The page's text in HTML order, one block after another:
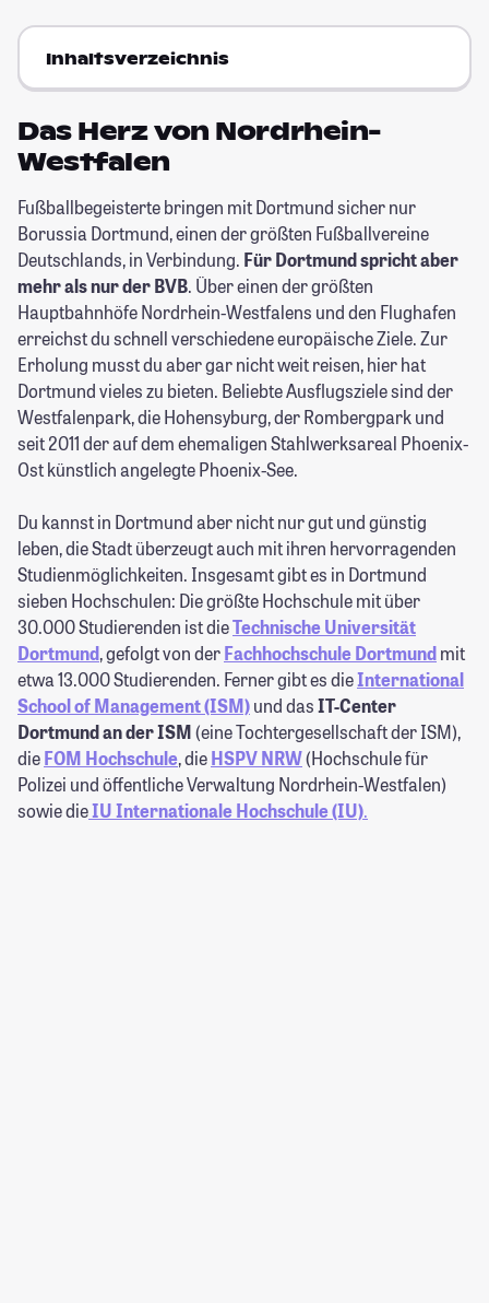
Inhaltsverzeichnis
Das Herz von Nordrhein-
Westfalen
Fußballbegeisterte bringen mit Dortmund sicher nur
Borussia Dortmund, einen der größten Fußballvereine
Deutschlands, in Verbindung. Für Dortmund spricht aber
mehr als nur der BVB. Über einen der größten
Hauptbahnhöfe Nordrhein-Westfalens und den Flughafen
erreichst du schnell verschiedene europäische Ziele. Zur
Erholung musst du aber gar nicht weit reisen, hier hat
Dortmund vieles zu bieten. Beliebte Ausflugsziele sind der
Westfalenpark, die Hohensyburg, der Rombergpark und
seit 2011 der auf dem ehemaligen Stahlwerksareal Phoenix-
Ost künstlich angelegte Phoenix-See.
Du kannst in Dortmund aber nicht nur gut und günstig
leben, die Stadt überzeugt auch mit ihren hervorragenden
Studienmöglichkeiten. Insgesamt gibt es in Dortmund
sieben Hochschulen: Die größte Hochschule mit über
30.000 Studierenden ist dieTechnische Universität
Dortmund, gefolgt von derFachhochschule Dortmundmit
etwa 13.000 Studierenden. Ferner gibt es dieInternational
School of Management (ISM)und dasIT-Center
Dortmund an der ISM(eine Tochtergesellschaft der ISM),
dieFOM Hochschule, dieHSPV NRW(Hochschule für
Polizei und öffentliche Verwaltung Nordrhein-Westfalen)
sowie dieIU Internationale Hochschule (IU).